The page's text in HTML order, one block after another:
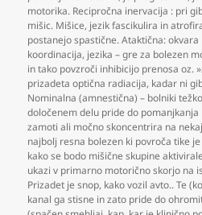
motorika. Recipročna inervacija : pri
mišic. Mišice, jezik fascikulira in
postanejo spastične. Ataktična:
koordinacija, jezika – gre za bolezen
in tako povzroči inhibicijo prenosa oz.
prizadeta optična radiacija, kadar ni
Nominalna (amnestična) – bolniki
določenem delu pride do pomanjkanja
zamoti ali močno skoncentrira na
najbolj resna bolezen ki povroča tike
kako se bodo mišične skupine
ukazi v primarno motorično skorjo na
Prizadet je snop, kako vozil avto.. Te
kanal ga stisne in zato pride do